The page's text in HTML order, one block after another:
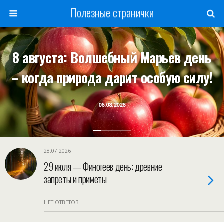
Полезные странички
06.08.2026
8 августа: Волшебный Марьев день
– когда природа дарит особую силу!
28.07.2026
29 июля — Финогеев день: древние
запреты и приметы
НЕТ ОТВЕТОВ